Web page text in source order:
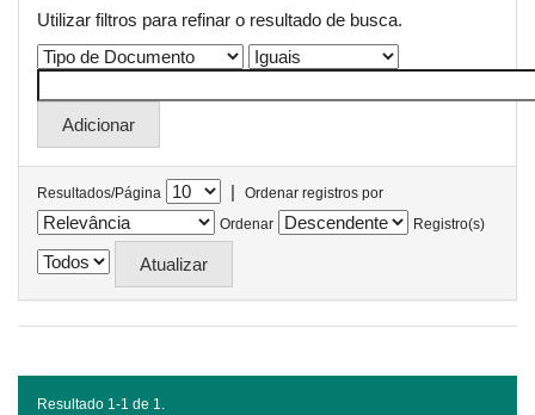
Utilizar filtros para refinar o resultado de busca.
Resultados/Página |
Ordenar registros por
Ordenar
Registro(s)
Resultado 1-1 de 1.